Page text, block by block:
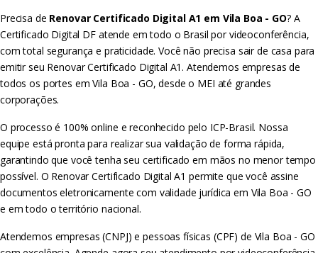
Precisa de Renovar Certificado Digital A1 em Vila Boa - GO? A
Certificado Digital DF atende em todo o Brasil por videoconferência,
com total segurança e praticidade. Você não precisa sair de casa para
emitir seu Renovar Certificado Digital A1. Atendemos empresas de
todos os portes em Vila Boa - GO, desde o MEI até grandes
corporações.
O processo é 100% online e reconhecido pelo ICP-Brasil. Nossa
equipe está pronta para realizar sua validação de forma rápida,
garantindo que você tenha seu certificado em mãos no menor tempo
possível. O Renovar Certificado Digital A1 permite que você assine
documentos eletronicamente com validade jurídica em Vila Boa - GO
e em todo o território nacional.
Atendemos empresas (CNPJ) e pessoas físicas (CPF) de Vila Boa - GO